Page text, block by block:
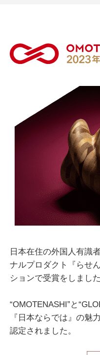
日本在住の外国人有識
ナルプロダクト『らせ
ションで受賞をしました
“OMOTENASHI”と
『日本ならでは』の魅
認定されました。